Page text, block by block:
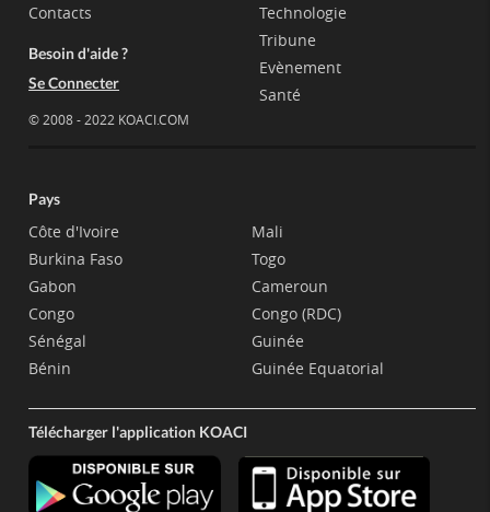
Contacts
Besoin d'aide ?
Se Connecter
© 2008 - 2022 KOACI.COM
Technologie
Tribune
Evènement
Santé
Pays
Côte d'Ivoire
Burkina Faso
Gabon
Congo
Sénégal
Bénin
Mali
Togo
Cameroun
Congo (RDC)
Guinée
Guinée Equatorial
Télécharger l'application KOACI